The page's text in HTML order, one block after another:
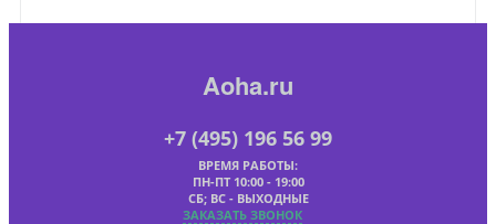
Aoha.ru
+7 (495) 196 56 99
ВРЕМЯ РАБОТЫ:
ПН-ПТ 10:00 - 19:00
СБ; ВС - ВЫХОДНЫЕ
ЗАКАЗАТЬ ЗВОНОК